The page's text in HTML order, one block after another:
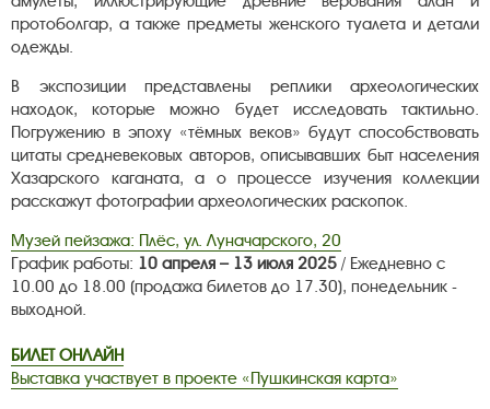
протоболгар, а также предметы женского туалета и детали
одежды.
В экспозиции представлены реплики археологических
находок, которые можно будет исследовать тактильно.
Погружению в эпоху «тёмных веков» будут способствовать
цитаты средневековых авторов, описывавших быт населения
Хазарского каганата, а о процессе изучения коллекции
расскажут фотографии археологических раскопок.
Музей пейзажа: Плёс, ул. Луначарского, 20
График работы: 10 апреля – 13 июля 2025 / Ежедневно с
10.00 до 18.00 (продажа билетов до 17.30), понедельник -
выходной.
БИЛЕТ ОНЛАЙН
Выставка участвует в проекте «Пушкинская карта»